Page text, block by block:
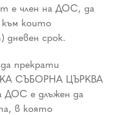
е член на ДОС, да
към които
дневен срок.
прекрати
СЪБОРНА ЦЪРКВА
ДОС е длъжен да
в която